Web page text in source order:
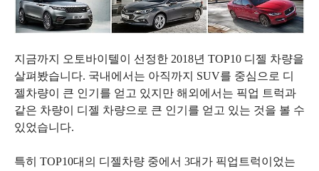
지금까지 오토바이텔이 선정한 2018년 TOP10 디젤 차량을
살펴봤습니다. 국내에서는 아직까지 SUV를 중심으로 디
젤차량이 큰 인기를 얻고 있지만 해외에서는 픽업 트럭과
같은 차량이 디젤 차량으로 큰 인기를 얻고 있는 것을 볼 수
있었습니다.
특히 TOP10대의 디젤차량 중에서 3대가 픽업트럭이었는